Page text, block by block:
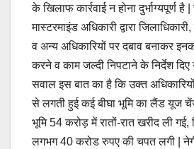
के खिलाफ कार्रवाई न होना दुर्भाग्यपूर्ण
मास्टरमाइंड अधिकारी द्वारा
व अन्य अधिकारियों पर दबाव बनाकर
करने व काम जल्दी निपटाने के निर्देश
सवाल इस बात का है कि उक्त
से लगती हुई कई बीघा भूमि का लैंड यूज
भूमि 54 करोड़ में रातों-रात खरीद ली
लगभग 40 करोड रुपए की चपत लगी |